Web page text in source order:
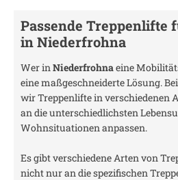
Passende Treppenlifte
inNiederfrohna
Wer inNiederfrohnaeine
eine maßgeschneiderte Lösung.
wir Treppenlifte in verschiedenen
an die unterschiedlichsten
Wohnsituationen anpassen.
Es gibt verschiedene Arten von
nicht nur an die spezifischen